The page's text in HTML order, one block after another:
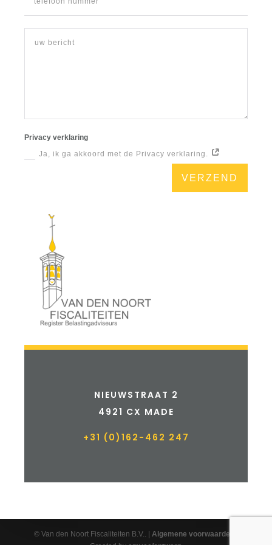
Privacy verklaring
Ja, ik ga akkoord met de Privacy verklaring.
VERZEND
NIEUWSTRAAT 2
4921 CX MADE
+31 (0)162-462 247
© Van den Noort Fiscaliteiten B.V.. | Algemene voorwaarden